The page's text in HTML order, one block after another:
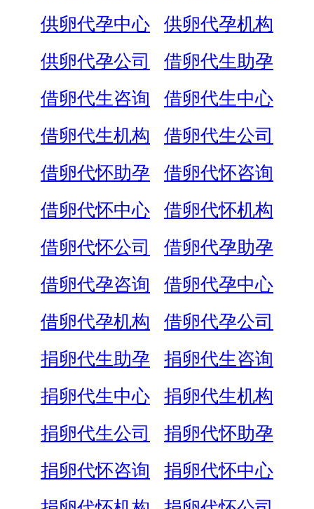
供卵代孕中心
供卵代孕机构
供卵代孕公司
借卵代生助孕
借卵代生咨询
借卵代生中心
借卵代生机构
借卵代生公司
借卵代怀助孕
借卵代怀咨询
借卵代怀中心
借卵代怀机构
借卵代怀公司
借卵代孕助孕
借卵代孕咨询
借卵代孕中心
借卵代孕机构
借卵代孕公司
捐卵代生助孕
捐卵代生咨询
捐卵代生中心
捐卵代生机构
捐卵代生公司
捐卵代怀助孕
捐卵代怀咨询
捐卵代怀中心